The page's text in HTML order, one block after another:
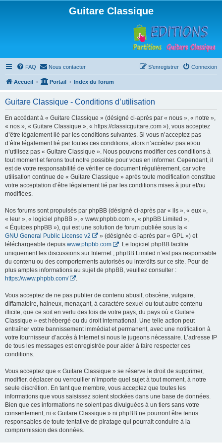
Guitare Classique
FAQ Nous contacter Connexion
S’enregistrer
Accueil Portail Index du forum
Guitare Classique - Conditions d’utilisation
En accédant à « Guitare Classique » (désigné ci-après par « nous », « notre »,
« nos », « Guitare Classique », « https://classicguitare.com »), vous acceptez
d’être légalement lié par les conditions suivantes. Si vous n’acceptez pas
d’être légalement lié par toutes ces conditions, alors n’accédez pas et/ou
n’utilisez pas « Guitare Classique ». Nous pouvons modifier ces conditions à
tout moment et ferons tout notre possible pour vous en informer. Cependant, il
est de votre responsabilité de vérifier ce document régulièrement, car votre
utilisation continue de « Guitare Classique » après toute modification constitue
votre acceptation d’être légalement lié par les conditions mises à jour et/ou
modifiées.
Nos forums sont propulsés par phpBB (désigné ci-après par « ils », « eux »,
« leur », « logiciel phpBB », « www.phpbb.com », « phpBB Limited »,
« Équipes phpBB »), qui est une solution de forum publiée sous la «
GNU General Public License v2
» (désignée ci-après par « GPL ») et
téléchargeable depuis www.phpbb.com
. Le logiciel phpBB facilite
uniquement les discussions sur Internet ; phpBB Limited n’est pas responsable
du contenu ou des comportements autorisés ou interdits sur ce site. Pour de
plus amples informations au sujet de phpBB, veuillez consulter :
https://www.phpbb.com/
Vous acceptez de ne pas publier de contenu abusif, obscène, vulgaire,
diffamatoire, haineux, menaçant, à caractère sexuel ou tout autre contenu
illicite, que ce soit en vertu des lois de votre pays, du pays où « Guitare
Classique » est hébergé ou du droit international. Une telle action peut
entraîner votre bannissement immédiat et permanent, avec une notification à
votre fournisseur d’accès à Internet si nous le jugeons nécessaire. L’adresse IP
de tous les messages est enregistrée pour aider à faire respecter ces
conditions.
Vous acceptez que « Guitare Classique » se réserve le droit de supprimer,
modifier, déplacer ou verrouiller n’importe quel sujet à tout moment, à notre
seule discrétion. En tant que membre, vous acceptez que toutes les
informations que vous saisissez soient stockées dans une base de données.
Bien que ces informations ne soient pas divulguées à un tiers sans votre
consentement, ni « Guitare Classique » ni phpBB ne pourront être tenus
responsables de toute tentative de piratage qui pourrait conduire à la
compromission des données.